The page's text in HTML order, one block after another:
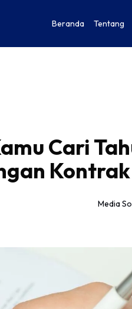
Beranda Tentang
Cari
Media